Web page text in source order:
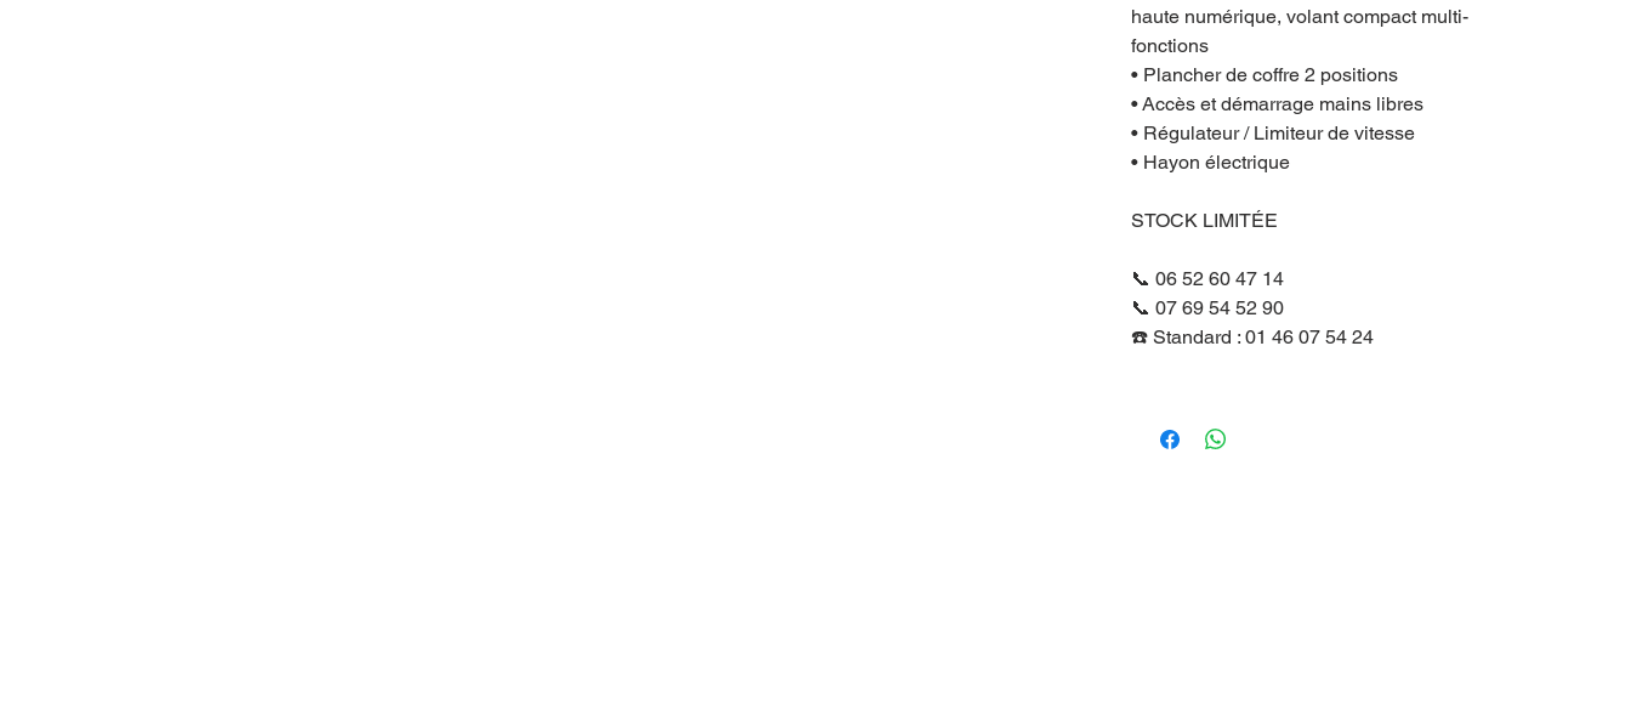
haute numérique, volant compact multi-
fonctions
• Plancher de coffre 2 positions
• Accès et démarrage mains libres
• Régulateur / Limiteur de vitesse
• Hayon électrique
STOCK LIMITÉE
📞 06 52 60 47 14
📞 07 69 54 52 90
☎️ Standard : 01 46 07 54 24